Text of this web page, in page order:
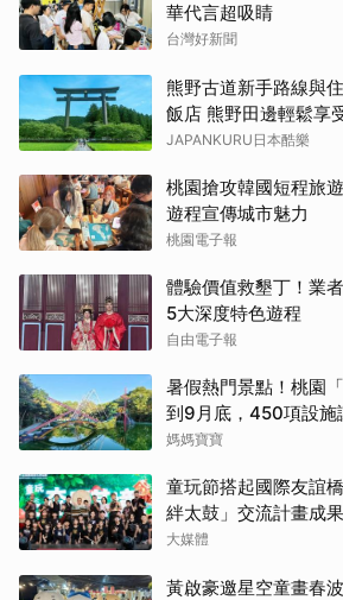
華代言超吸睛
台灣好新聞
熊野古道新手路線與
飯店 熊野田邊輕鬆享
JAPANKURU日本酷樂
桃園搶攻韓國短程旅
遊程宣傳城市魅力
桃園電子報
體驗價值救墾丁！業
5大深度特色遊程
自由電子報
暑假熱門景點！桃園
到9月底，450項設施
媽媽寶寶
童玩節搭起國際友誼
絆太鼓」交流計畫成
大媒體
黃啟豪邀星空童畫春